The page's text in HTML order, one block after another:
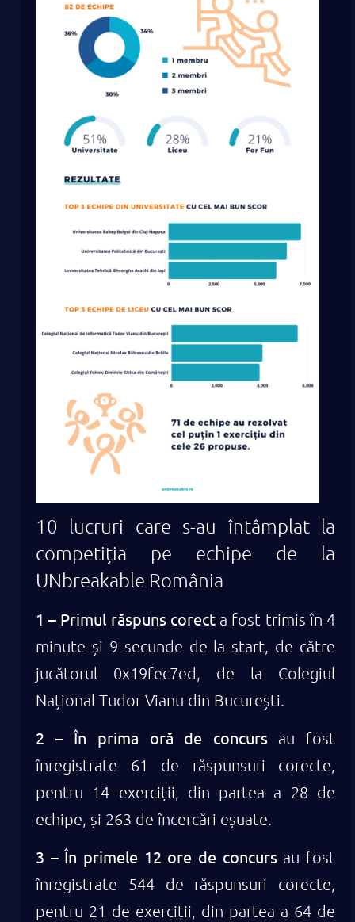
10 lucruri care s-au întâmplat la
competiția pe echipe de la
UNbreakable România
1 – Primul răspuns corect a fost trimis în 4
minute și 9 secunde de la start, de către
jucătorul 0x19fec7ed, de la Colegiul
Național Tudor Vianu din București.
2 – În prima oră de concurs au fost
înregistrate 61 de răspunsuri corecte,
pentru 14 exerciții, din partea a 28 de
echipe, și 263 de încercări eșuate.
3 – În primele 12 ore de concurs au fost
înregistrate 544 de răspunsuri corecte,
pentru 21 de exerciții, din partea a 64 de